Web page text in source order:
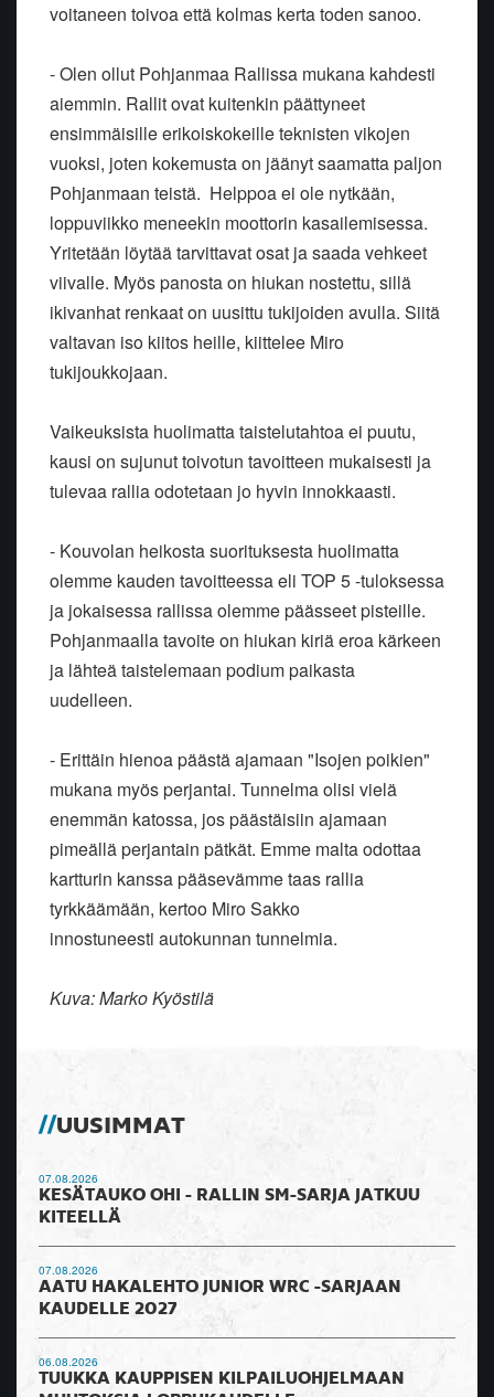
voitaneen toivoa että kolmas kerta toden sanoo.
- Olen ollut Pohjanmaa Rallissa mukana kahdesti
aiemmin. Rallit ovat kuitenkin päättyneet
ensimmäisille erikoiskokeille teknisten vikojen
vuoksi, joten kokemusta on jäänyt saamatta paljon
Pohjanmaan teistä. Helppoa ei ole nytkään,
loppuviikko meneekin moottorin kasailemisessa.
Yritetään löytää tarvittavat osat ja saada vehkeet
viivalle. Myös panosta on hiukan nostettu, sillä
ikivanhat renkaat on uusittu tukijoiden avulla. Siitä
valtavan iso kiitos heille, kiittelee Miro
tukijoukkojaan.
Vaikeuksista huolimatta taistelutahtoa ei puutu,
kausi on sujunut toivotun tavoitteen mukaisesti ja
tulevaa rallia odotetaan jo hyvin innokkaasti.
- Kouvolan heikosta suorituksesta huolimatta
olemme kauden tavoitteessa eli TOP 5 -tuloksessa
ja jokaisessa rallissa olemme päässeet pisteille.
Pohjanmaalla tavoite on hiukan kiriä eroa kärkeen
ja lähteä taistelemaan podium paikasta
uudelleen.
- Erittäin hienoa päästä ajamaan "Isojen poikien"
mukana myös perjantai. Tunnelma olisi vielä
enemmän katossa, jos päästäisiin ajamaan
pimeällä perjantain pätkät. Emme malta odottaa
kartturin kanssa pääsevämme taas rallia
tyrkkäämään, kertoo Miro Sakko
innostuneesti autokunnan tunnelmia.
Kuva: Marko Kyöstilä
UUSIMMAT
07.08.2026
KESÄTAUKO OHI - RALLIN SM-SARJA JATKUU
KITEELLÄ
07.08.2026
AATU HAKALEHTO JUNIOR WRC -SARJAAN
KAUDELLE 2027
06.08.2026
TUUKKA KAUPPISEN KILPAILUOHJELMAAN